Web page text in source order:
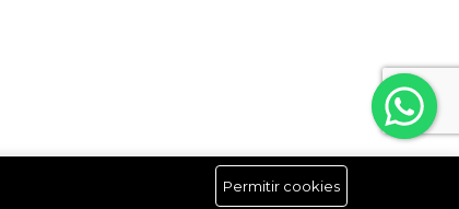
Permitir cookies